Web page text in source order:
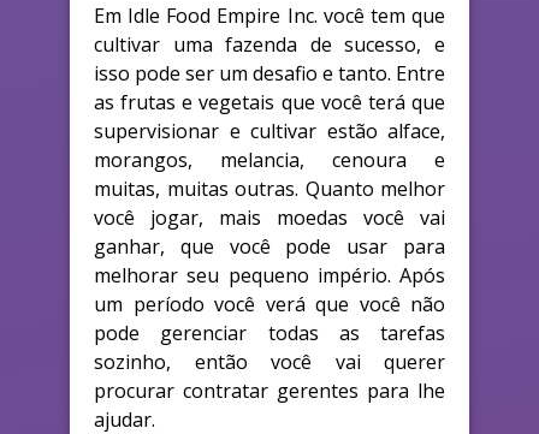
Em Idle Food Empire Inc. você tem que
cultivar uma fazenda de sucesso, e
isso pode ser um desafio e tanto. Entre
as frutas e vegetais que você terá que
supervisionar e cultivar estão alface,
morangos, melancia, cenoura e
muitas, muitas outras. Quanto melhor
você jogar, mais moedas você vai
ganhar, que você pode usar para
melhorar seu pequeno império. Após
um período você verá que você não
pode gerenciar todas as tarefas
sozinho, então você vai querer
procurar contratar gerentes para lhe
ajudar.